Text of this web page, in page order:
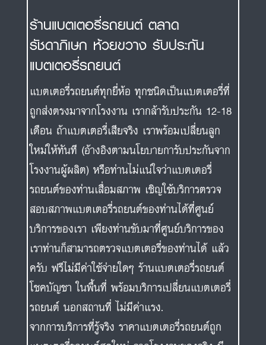
ร้านแบตเตอรี่รถยนต์ ตลาด
รัชดาภิเษก ห้วยขวาง รับประกัน
แบตเตอรี่รถยนต์
แบตเตอรี่รถยนต์ทุกยี่ห้อ ทุกชนิดเป็นแบตเตอรี่ที่
ถูกส่งตรงมาจากโรงงาน เรากล้ารับประกัน 12-18
เดือน ถ้าแบตเตอรี่เสียจริง เราพร้อมเปลี่ยนลูก
ใหม่ให้ทันที (อ้างอิงตามนโยบายการับประกันจาก
โรงงานผู้ผลิต) หรือท่านไม่แน่ใจว่าแบตเตอรี่
รถยนต์ของท่านเสื่อมสภาพ เชิญใช้บริการตรวจ
สอบสภาพแบตเตอรี่รถยนต์ของท่านได้ที่ศูนย์
บริการของเรา เพียงท่านขับมาที่ศูนย์บริการของ
เราท่านก็สามารถตรวจแบตเตอรี่ของท่านได้ แล้ว
ครับ ฟรีไม่มีค่าใช้จ่ายใดๆ ร้านแบตเตอรี่รถยนต์
โชคบัญชา ในพื้นที่ พร้อมบริการเปลี่ยนแบตเตอรี่
รถยนต์ นอกสถานที่ ไม่มีค่าแรง.
จากการบริการที่รู้จริง ราคาแบตเตอรี่รถยนต์ถูก